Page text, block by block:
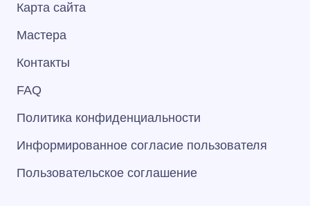
Карта сайта
Мастера
Контакты
FAQ
Политика конфиденциальности
Информированное согласие пользователя
Пользовательское соглашение